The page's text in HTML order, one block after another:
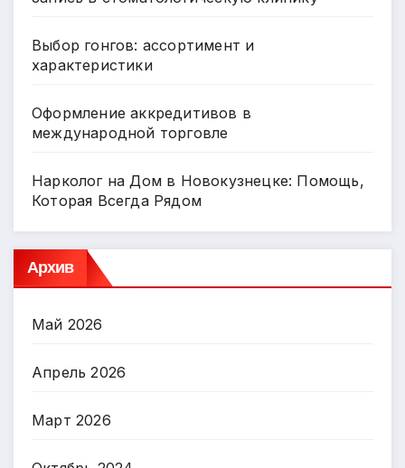
Выбор гонгов: ассортимент и
характеристики
Оформление аккредитивов в
международной торговле
Нарколог на Дом в Новокузнецке: Помощь,
Которая Всегда Рядом
Архив
Май 2026
Апрель 2026
Март 2026